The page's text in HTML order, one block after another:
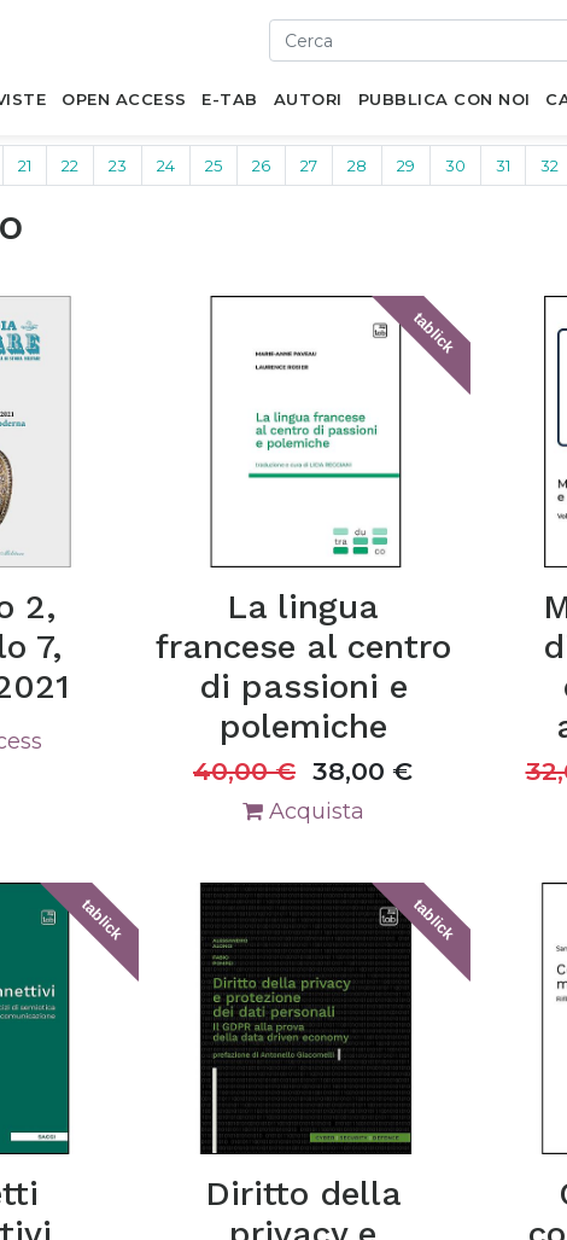
OPEN ACCESS E-TAB AUTORI PUBBLICA CON NOI
21 22 23 24 25 26 27 28 29 30 31 32
2,
7,
tablick
La lingua
francese al centro
di passioni e
polemiche
40,00€ 38,00 €
Acquista
tablick tablick
Diritto della